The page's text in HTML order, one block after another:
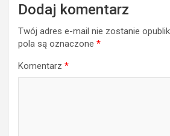
Dodaj komentarz
Twój adres e-mail nie zostanie
pola są oznaczone *
Komentarz *